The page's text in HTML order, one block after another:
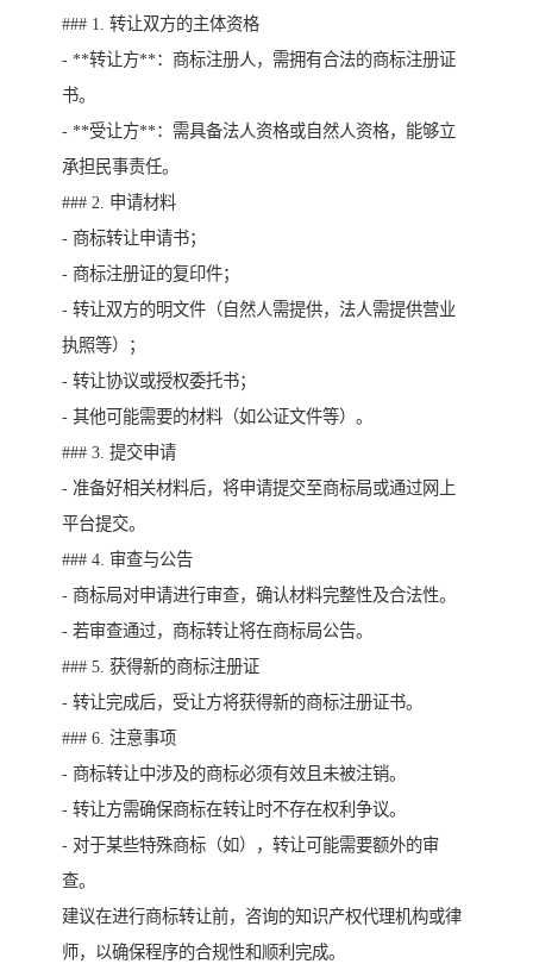
### 1. 转让双方的主体资格
- **转让方**：商标注册人，需拥有合法的商标注册证
书。
- **受让方**：需具备法人资格或自然人资格，能够立
承担民事责任。
### 2. 申请材料
- 商标转让申请书；
- 商标注册证的复印件；
- 转让双方的明文件（自然人需提供，法人需提供营业
执照等）；
- 转让协议或授权委托书；
- 其他可能需要的材料（如公证文件等）。
### 3. 提交申请
- 准备好相关材料后，将申请提交至商标局或通过网上
平台提交。
### 4. 审查与公告
- 商标局对申请进行审查，确认材料完整性及合法性。
- 若审查通过，商标转让将在商标局公告。
### 5. 获得新的商标注册证
- 转让完成后，受让方将获得新的商标注册证书。
### 6. 注意事项
- 商标转让中涉及的商标必须有效且未被注销。
- 转让方需确保商标在转让时不存在权利争议。
- 对于某些特殊商标（如），转让可能需要额外的审
查。
建议在进行商标转让前，咨询的知识产权代理机构或律
师，以确保程序的合规性和顺利完成。